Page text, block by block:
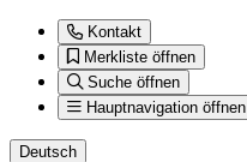
Kontakt
Merkliste öffnen
Suche öffnen
Hauptnavigation öffnen
Deutsch